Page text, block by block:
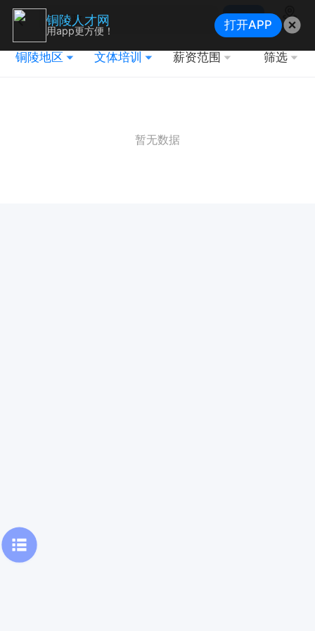
搜索
地图
铜陵地区 文体培训 薪资范围 筛选
暂无数据
铜陵人才网
用app更方便！ 打开APP